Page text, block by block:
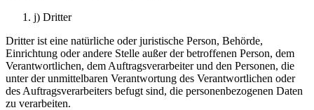
j) Dritter
Dritter ist eine natürliche oder juristische Person, Behörde,
Einrichtung oder andere Stelle außer der betroffenen Person, dem
Verantwortlichen, dem Auftragsverarbeiter und den Personen, die
unter der unmittelbaren Verantwortung des Verantwortlichen oder
des Auftragsverarbeiters befugt sind, die personenbezogenen Daten
zu verarbeiten.